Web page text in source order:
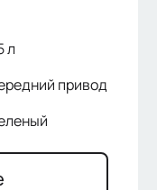
л
привод